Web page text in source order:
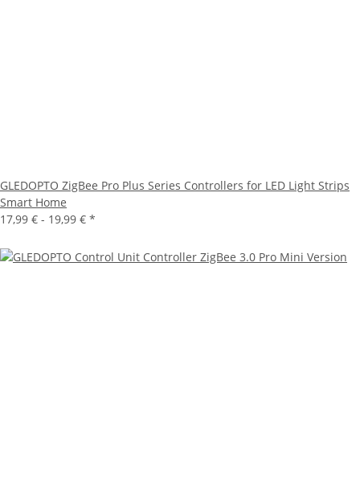
GLEDOPTO ZigBee Pro Plus Series Controllers for LED Light Strips
Smart Home
17,99 € - 19,99 € *